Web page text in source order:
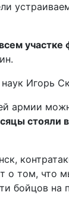
Игорь
армии
стояли
том, что
бойцов